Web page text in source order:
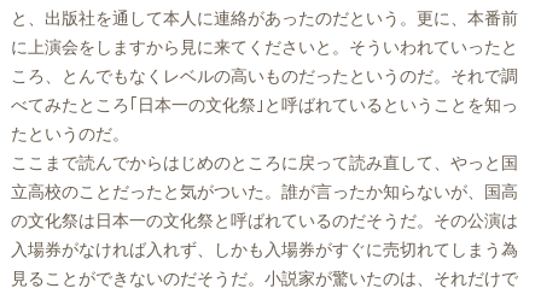
と、出版社を通して本人に連絡があったのだという。更に、本番前
に上演会をしますから見に来てくださいと。そういわれていったと
ころ、とんでもなくレベルの高いものだったというのだ。それで調
べてみたところ｢日本一の文化祭｣と呼ばれているということを知っ
たというのだ。
ここまで読んでからはじめのところに戻って読み直して、やっと国
立高校のことだったと気がついた。誰が言ったか知らないが、国高
の文化祭は日本一の文化祭と呼ばれているのだそうだ。その公演は
入場券がなければ入れず、しかも入場券がすぐに売切れてしまう為
見ることができないのだそうだ。小説家が驚いたのは、それだけで